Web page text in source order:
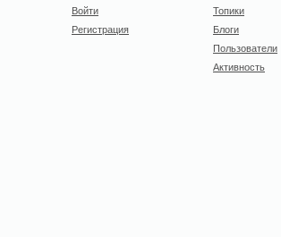
Войти
Регистрация
Топики
Блоги
Пользователи
Активность